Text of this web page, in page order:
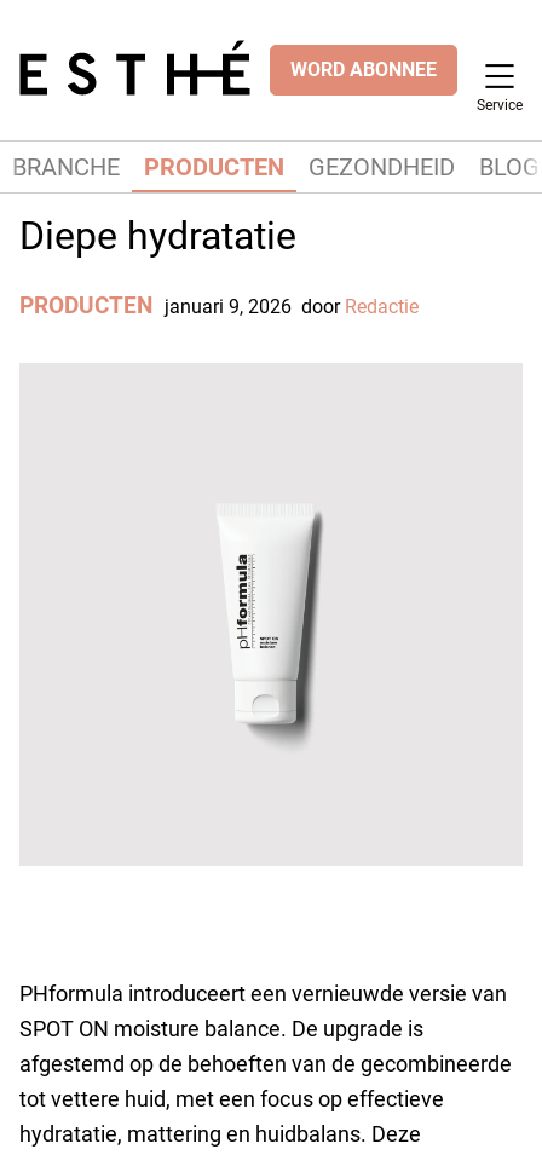
WORD ABONNEE
Service
BRANCHE PRODUCTEN GEZONDHEID
Diepe hydratatie
PRODUCTEN januari 9, 2026 door Redactie
PHformula introduceert een vernieuwde versie van
SPOT ON moisture balance. De upgrade is
afgestemd op de behoeften van de gecombineerde
tot vettere huid, met een focus op effectieve
hydratatie, mattering en huidbalans. Deze